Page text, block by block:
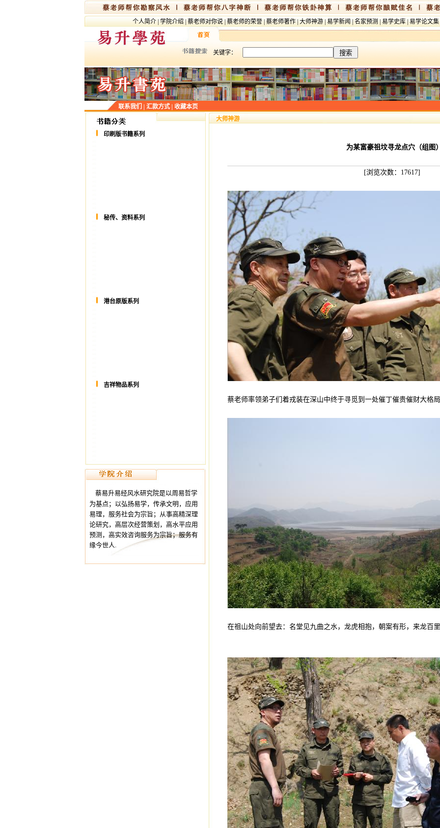
个人简介 学院介绍 蔡老师对你说 蔡老师的荣誉 蔡老师著作 大师神游 易学新闻 名家预测 易学史库 易学论文集
关键字：
联系我们 汇款方式 收藏本页
印刷版书籍系列
秘传、资料系列
港台原版系列
吉祥物品系列
蔡易升易经风水研究院是以周易哲学
为基点；以弘扬易学，传承文明，应用
易理，服务社会为宗旨；从事高精深理
论研究，高层次经营策划，高水平应用
预测，高实效咨询服务为宗旨；服务有
缘今世人.
大师神游
为某富豪祖坟寻龙点穴（组图
[浏览次数：17617]
蔡老师率领弟子们着戎装在深山中终于寻觅到一处催丁催贵催财大格
在祖山处向前望去：名堂见九曲之水，龙虎相抱，朝案有形，来龙百